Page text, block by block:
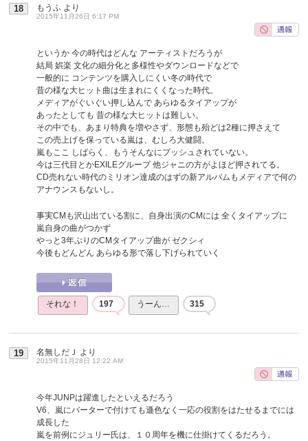
18 もうふ より
2015年11月26日 6:17 PM
というか 今の時代はどんな アーティストだろうが
結局 娯楽 文化の細分化と多様性やダウンロードなどで
一般的に コンテンツを購入しにくい冬の時代で
昔の様な大ヒット曲は生まれにくくなった時代。
メディアがぐいぐい押し込んで あらゆるタイアップが
あったとしても 昔の様な大ヒットは難しい。
その中でも、あまり特典を増やさず、形態も殆どは2種に押さえて
この売上げを保っている嵐は、むしろ大健闘。
嵐もここ しばらく、もうそんなにプッシュされていない。
今は三代目とかEXILEグループ 他ジャニの方がよほど押されてる。
CD売れない時代のミリオン達成のはずの新アルバムもメディアで何の
アナウンスもないし。
事実CMも沢山出ている割に、自身出演のCMには 全くタイアップに
嵐自身の曲がつかず
やっと3年ぶりのCMタイアップ曲が ゼクシィ
今後もどんどん あらゆる形で落し下げられていく
それな！ 197 うーん… 315
19 名無しだＪ より
2015年11月28日 12:22 AM
今年JUNPは躍進したといえるだろう
V6、嵐にバーターで付けても遜色なく一応の役割をはたせるまでには
成長した
嵐を前例にジュリー氏は、１０周年を機に仕掛けてくるだろう。